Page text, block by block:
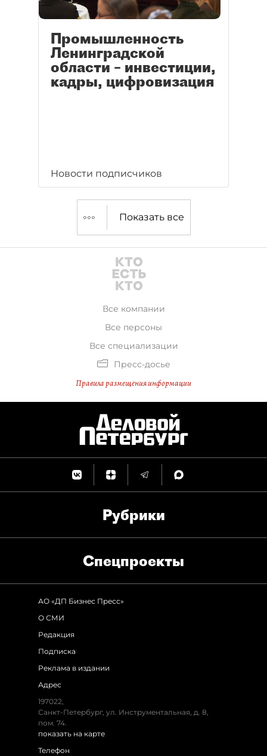
Промышленность
Ленинградской
области – инвестиции,
кадры, цифровизация
Новости подписчиков
Показать все
Все компании
Все персоны
Все специализации
Пресс-досье
Правила размещения информации
Рубрики
Спец­проекты
АО «ДП Бизнес Пресс»
О СМИ
Редакция
Подписка
Реклама в издании
Адрес
197022,
Санкт-Петербург, ул. Инструментальная, д. 8,
пом. 74.
показать на карте
Телефон